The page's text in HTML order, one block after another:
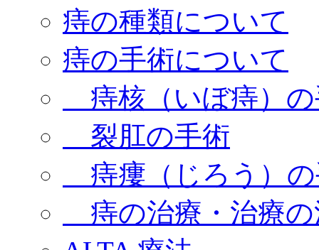
痔の種類について
痔の手術について
痔核（いぼ痔）の
裂肛の手術
痔瘻（じろう）
痔の治療・治療の